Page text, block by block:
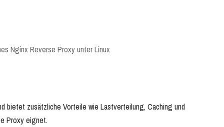
Nginx Reverse Proxy unter Linux
bietet zusätzliche Vorteile wie Lastverteilung, Caching und
Proxy eignet.